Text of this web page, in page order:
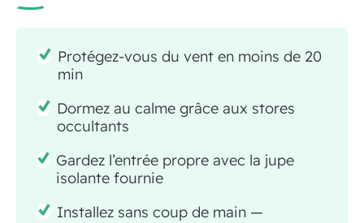
Protégez-vous du vent en moins de 20
min
Dormez au calme grâce aux stores
occultants
Gardez l’entrée propre avec la jupe
isolante fournie
Installez sans coup de main —